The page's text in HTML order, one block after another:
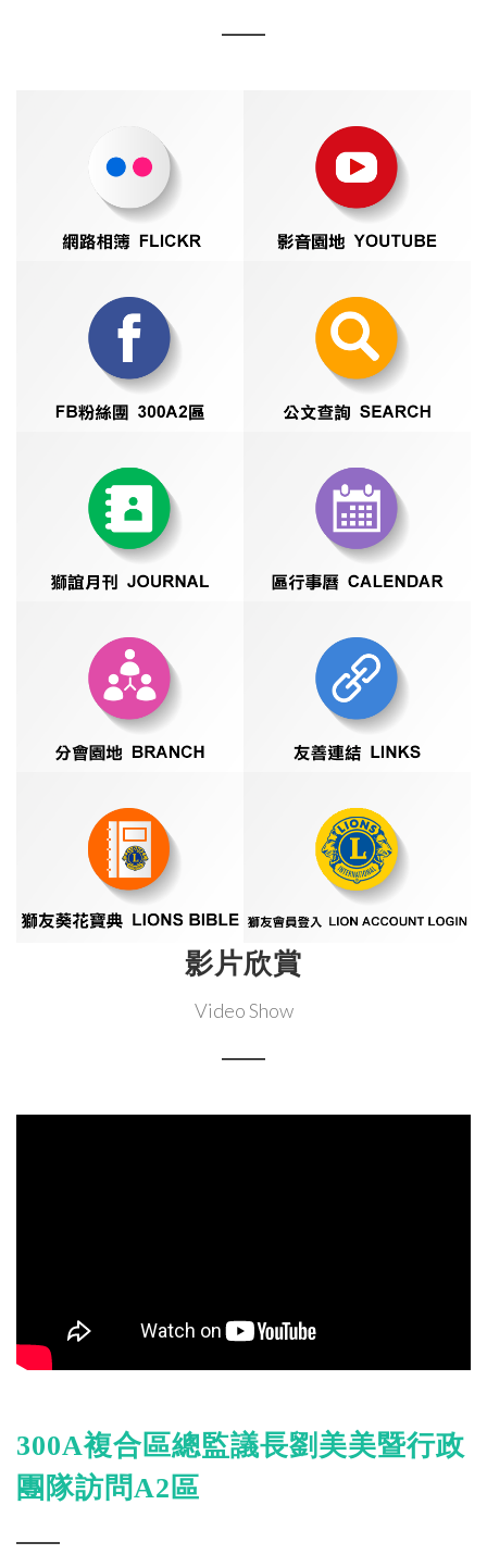
影片欣賞
Video Show
300A複合區總監議長劉美美暨行政
團隊訪問A2區